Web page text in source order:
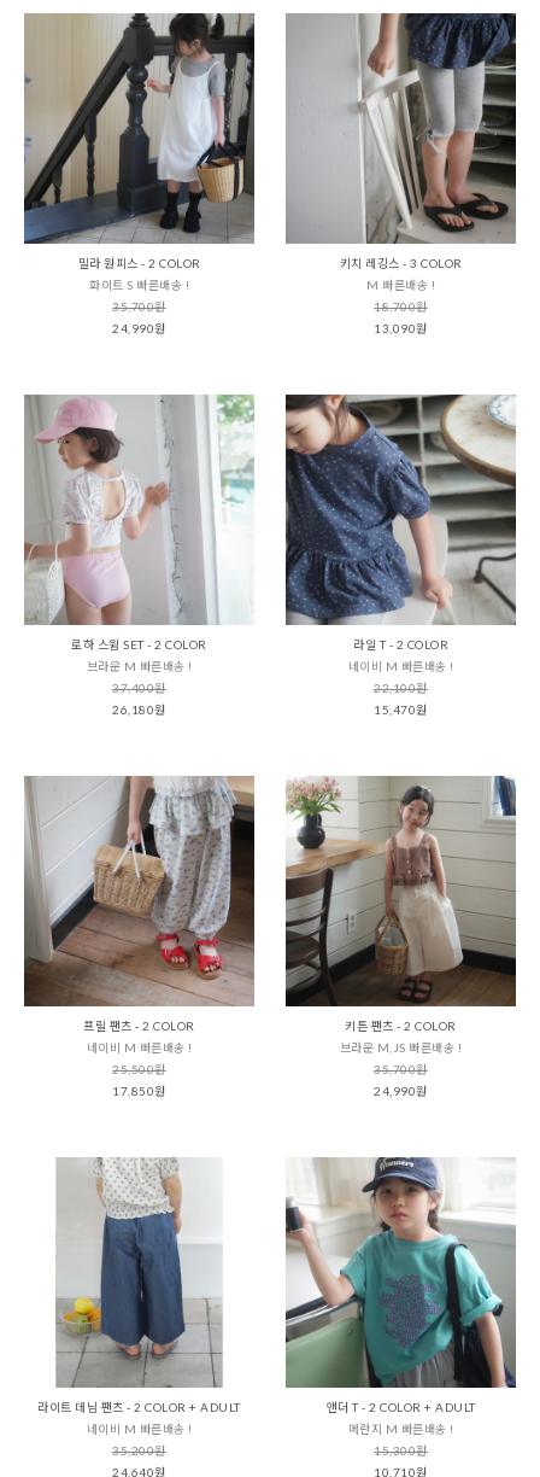
밀라 원피스 - 2 COLOR
화이트 S 빠른배송 !
35,700원
24,990원
키치 레깅스 - 3 COLOR
M 빠른배송 !
18,700원
13,090원
로하 스윔 SET - 2 COLOR
브라운 M 빠른배송 !
37,400원
26,180원
라일 T - 2 COLOR
네이비 M 빠른배송 !
22,100원
15,470원
프릴 팬츠 - 2 COLOR
네이비 M 빠른배송 !
25,500원
17,850원
키튼 팬츠 - 2 COLOR
브라운 M,JS 빠른배송 !
35,700원
24,990원
라이트 데님 팬츠 - 2 COLOR + ADULT
네이비 M 빠른배송 !
35,200원
24,640원
앤더 T - 2 COLOR + ADULT
메란지 M 빠른배송 !
15,300원
10,710원